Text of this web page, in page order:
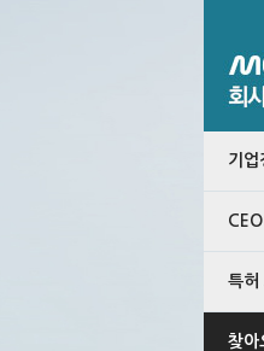
기업
특허
찾아